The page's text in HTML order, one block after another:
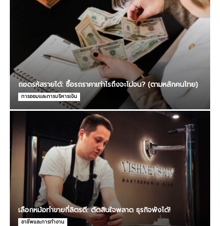
ถอดรหัสรายได้: ซื้อรถราคาเท่าไรถึงจะไม่จน? (ตามหลักคนไทย)
การออมและการบริหารเงิน
เลือกหม้อทำขายกี่ลิตรดี: ตัดสินใจพลาด ธุรกิจพังได้!
อาชีพและการทำงาน